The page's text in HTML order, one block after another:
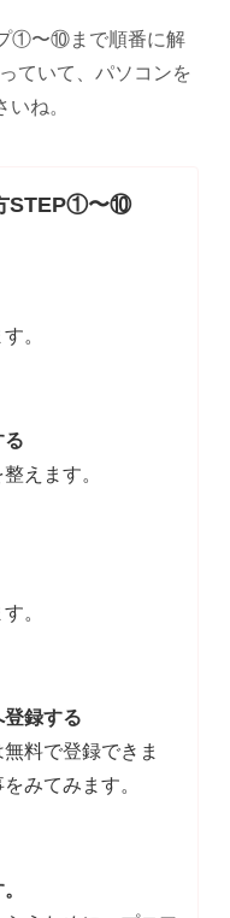
①〜⑩まで順番に解
ていて、パソコンを
ね。
STEP①〜⑩
。
る
えます。
。
録する
料で登録できま
みてみます。